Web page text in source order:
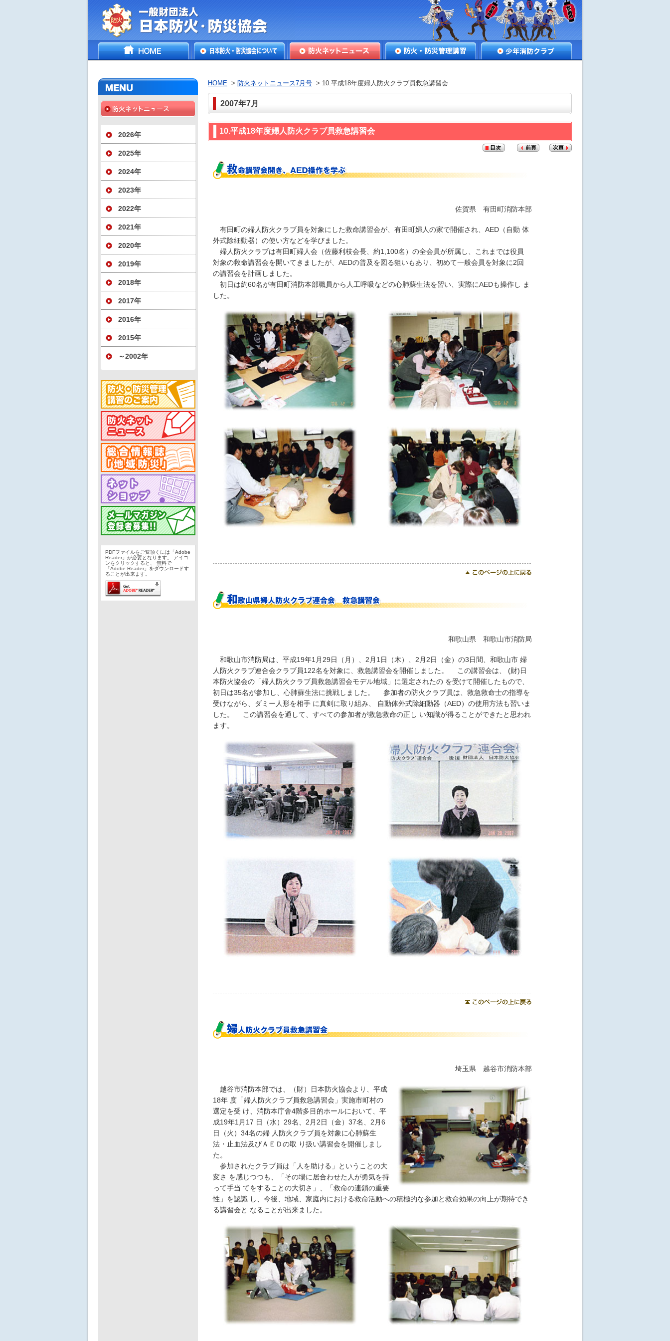
一般財団法人日本防火・防
HOME
2026年
2025年
2024年
2023年
2022年
2021年
2020年
2019年
2018年
2017年
2016年
2015年
～2002年
PDFファイルをご覧頂くには「Adobe
Reader」が必要となります。 アイコ
ンをクリックすると、 無料で
「Adobe Reader」をダウンロードす
ることが出来ます。
HOME > 防火ネットニュース7月号 > 10.平成18年度婦人防火クラブ員救急講習会
2007年7月
10.平成18年度婦人防火クラブ員救急講習会
佐賀県 有田町消防本部
有田町の婦人防火クラブ員を対象にした救命講習会が、有田町婦人の家で開催され、AED（自動 体
外式除細動器）の使い方などを学びました。
婦人防火クラブは有田町婦人会（佐藤利枝会長、約1,100名）の全会員が所属し、これまでは役員
対象の救命講習会を開いてきましたが、AEDの普及を図る狙いもあり、初めて一般会員を対象に2回
の講習会を計画しました。
初日は約60名が有田町消防本部職員から人工呼吸などの心肺蘇生法を習い、実際にAEDも操作し ま
した。
和歌山県 和歌山市消防局
和歌山市消防局は、平成19年1月29日（月）、2月1日（木）、2月2日（金）の3日間、和歌山市 婦
人防火クラブ連合会クラブ員122名を対象に、救急講習会を開催しました。 この講習会は、 (財)日
本防火協会の「婦人防火クラブ員救急講習会モデル地域」に選定されたの を受けて開催したもので、
初日は35名が参加し、心肺蘇生法に挑戦しました。 参加者の防火クラブ員は、救急救命士の指導を
受けながら、ダミー人形を相手 に真剣に取り組み、 自動体外式除細動器（AED）の使用方法も習いま
した。 この講習会を通して、すべての参加者が救急救命の正し い知識が得ることができたと思われ
ます。
埼玉県 越谷市消防本部
越谷市消防本部では、（財）日本防火協会より、平成
18年 度「婦人防火クラブ員救急講習会」実施市町村の
選定を受 け、消防本庁舎4階多目的ホールにおいて、平
成19年1月17 日（水）29名、2月2日（金）37名、2月6
日（火）34名の婦 人防火クラブ員を対象に心肺蘇生
法・止血法及びＡＥＤの取 り扱い講習会を開催しまし
た。
参加されたクラブ員は「人を助ける」ということの大
変さ を感じつつも、「その場に居合わせた人が勇気を持
って手当 てをすることの大切さ」、「救命の連鎖の重要
性」を認識 し、今後、地域、家庭内における救命活動への積極的な参加と救命効果の向上が期待でき
る講習会と なることが出来ました。